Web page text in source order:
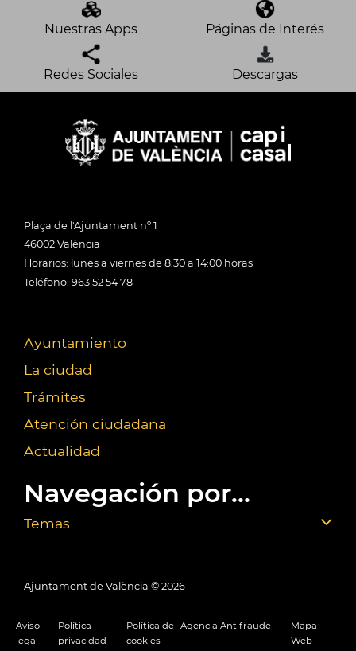
Nuestras Apps Páginas de Interés
Redes Sociales Descargas
Plaça de l'Ajuntament nº 1
46002 València
Horarios: lunes a viernes de 8:30 a 14:00 horas
Teléfono: 963 52 54 78
Ayuntamiento
La ciudad
Trámites
Atención ciudadana
Actualidad
Navegación por...
Temas
Ajuntament de València © 2026
Aviso
legal
Política
privacidad
Política de
cookies
Agencia Antifraude
Mapa
Web